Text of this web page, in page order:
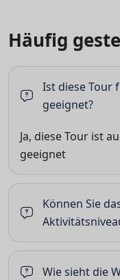
Häufig
Ist diese Tour
geeignet?
Ja, diese Tour ist
geeignet
Können Sie
Wie sieht die